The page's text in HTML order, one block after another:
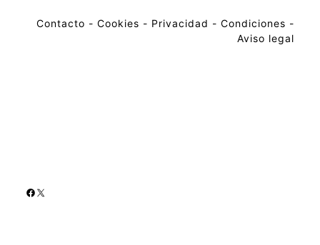
Contacto - Cookies - Privacidad - Condiciones -
Aviso legal